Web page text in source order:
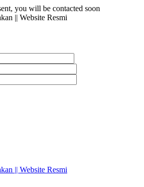
you will be contacted soon